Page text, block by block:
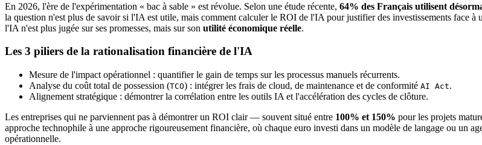
En 2026, l'ère de l'expérimentation « bac à sable » est révolue. Selon une étude récente, 64% des Français utilisent
la question n'est plus de savoir si l'IA est utile, mais comment calculer le ROI de l'IA pour justifier des investissements face
l'IA n'est plus jugée sur ses promesses, mais sur son utilité économique réelle.
Les 3 piliers de la rationalisation financière de l'IA
Mesure de l'impact opérationnel : quantifier le gain de temps sur les processus manuels récurrents.
Analyse du coût total de possession (TCO) : intégrer les frais de cloud, de maintenance et de conformité AI Act.
Alignement stratégique : démontrer la corrélation entre les outils IA et l'accélération des cycles de clôture.
Les entreprises qui ne parviennent pas à démontrer un ROI clair — souvent situé entre 100% et 150% pour les projets
approche technophile à une approche rigoureusement financière, où chaque euro investi dans un modèle de langage ou un
opérationnelle.